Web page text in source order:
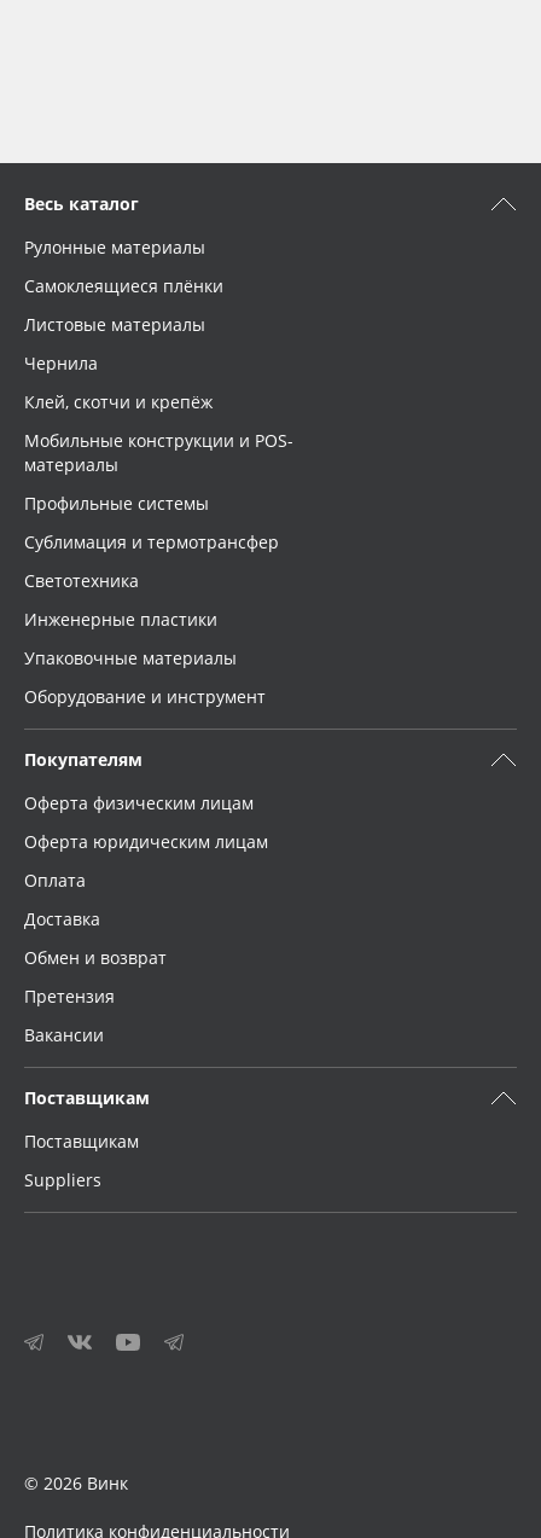
Весь каталог
Рулонные материалы
Самоклеящиеся плёнки
Листовые материалы
Чернила
Клей, скотчи и крепёж
Мобильные конструкции и POS-
материалы
Профильные системы
Сублимация и термотрансфер
Светотехника
Инженерные пластики
Упаковочные материалы
Оборудование и инструмент
Покупателям
Оферта физическим лицам
Оферта юридическим лицам
Оплата
Доставка
Обмен и возврат
Претензия
Вакансии
Поставщикам
Поставщикам
Suppliers
© 2026 Винк
Политика конфиденциальности